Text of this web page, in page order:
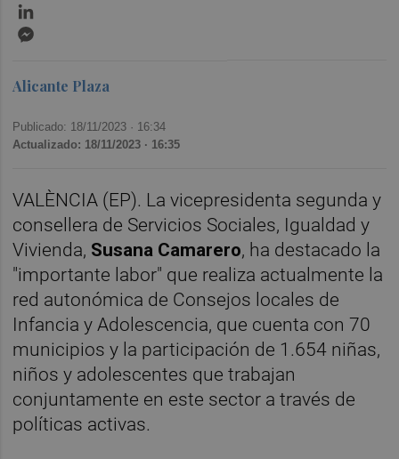
Alicante Plaza
Publicado: 18/11/2023 · 16:34
Actualizado: 18/11/2023 · 16:35
VALÈNCIA (EP). La vicepresidenta segunda y
consellera de Servicios Sociales, Igualdad y
Vivienda, Susana Camarero, ha destacado la
"importante labor" que realiza actualmente la
red autonómica de Consejos locales de
Infancia y Adolescencia, que cuenta con 70
municipios y la participación de 1.654 niñas,
niños y adolescentes que trabajan
conjuntamente en este sector a través de
políticas activas.